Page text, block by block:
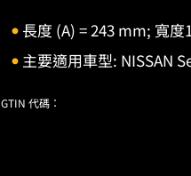
長度 (A) = 243 mm; 寬
主要適用車型: NISSAN
GTIN 代碼：